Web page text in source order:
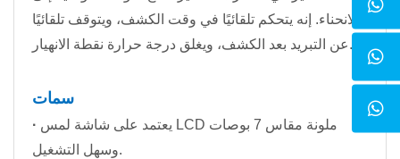
الانحناء. إنه يتحكم تلقائيًا في وقت الكشف، ويتوقف تلقائيًا
عن التبريد بعد الكشف، ويغلق درجة حرارة نقطة الانهيار.
سمات
· يعتمد على شاشة لمس LCD ملونة مقاس 7 بوصات
وسهل التشغيل.